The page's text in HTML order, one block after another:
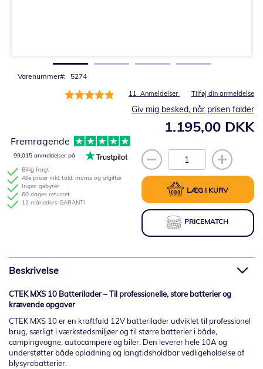
Varenummer 5274
Bedømmelse:
11 Anmeldelser Tilføj din anmeldelse
1.195,00 DKK
Giv mig besked, når prisen falder
LÆG I KURV
PRICEMATCH
Billig fragt
Alle priser inkl. told, moms og afgifter
Ingen gebyrer
60 dages returret
12 måneders GARANTI
Fremragende
99,015 anmeldelser på
billedgalleriet
Beskrivelse
CTEK MXS 10 Batterilader – Til professionelle, store batterier og
krævende opgaver
CTEK MXS 10 er en kraftfuld 12V batterilader udviklet til professionel
brug, særligt i værkstedsmiljøer og til større batterier i både,
campingvogne, autocampere og biler. Den leverer hele 10A og
understøtter både opladning og langtidsholdbar vedligeholdelse af
blysyrebatterier.